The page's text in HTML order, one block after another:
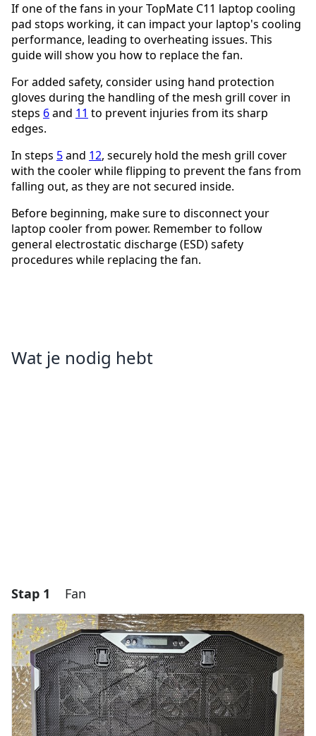
If one of the fans in your TopMate C11 laptop cooling
pad stops working, it can impact your laptop's cooling
performance, leading to overheating issues. This
guide will show you how to replace the fan.
For added safety, consider using hand protection
gloves during the handling of the mesh grill cover in
steps 6and 11 to prevent injuries from its sharp
edges.
In steps 5and 12, securely hold the mesh grill cover
with the cooler while flipping to prevent the fans from
falling out, as they are not secured inside.
Before beginning, make sure to disconnect your
laptop cooler from power. Remember to follow
general electrostatic discharge (ESD) safety
procedures while replacing the fan.
Wat je nodig hebt
Stap 1 Fan